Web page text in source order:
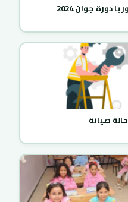
دورة جوان 2024
صيانة